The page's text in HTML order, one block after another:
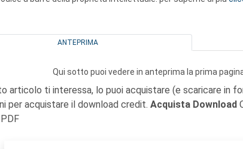
ANTEPRIMA
Qui sotto puoi vedere in anteprima la prima
articolo ti interessa, lo puoi acquistare (e scaricare in
per acquistare il download credit. Acquista Download